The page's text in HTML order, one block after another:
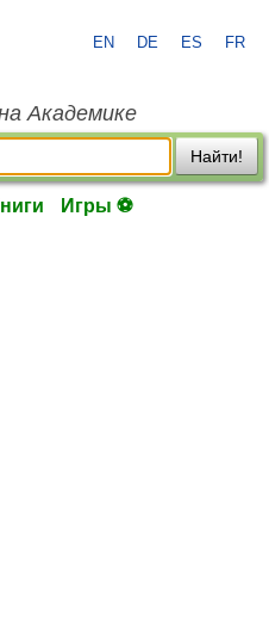
EN DE ES FR
Академике
Найти!
Игры ⚽